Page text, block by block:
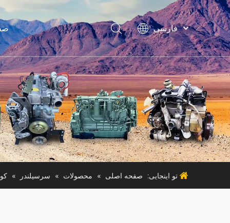
ماشین
فارسی
Bahasa
indonesia
Türk dili
ไทย
Italiano
Deutsch
Português
Español
Pусский
Français
English
تو اینجایی: صفحه اصلی » محصولات » سرسیلندر »